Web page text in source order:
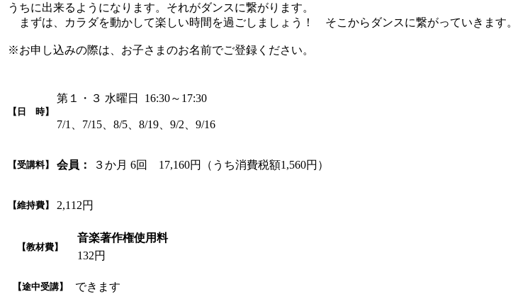
うちに出来るようになります。それがダンスに繋がります。
まずは、カラダを動かして楽しい時間を過ごしましょう！ そこからダンスに繋がっていきます。
※お申し込みの際は、お子さまのお名前でご登録ください。
【日 時】
第１・３ 水曜日 16:30～17:30
7/1、7/15、8/5、8/19、9/2、9/16
【受講料】 会員： ３か月 6回 17,160円（うち消費税額1,560円）
【維持費】 2,112円
【教材費】
音楽著作権使用料
132円
【途中受講】 できます